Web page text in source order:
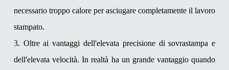
necessario troppo calore per asciugare completamente il lavoro
stampato.
3. Oltre ai vantaggi dell'elevata precisione di sovrastampa e
dell'elevata velocità. In realtà ha un grande vantaggio quando